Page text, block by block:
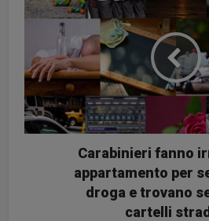
Carabinieri fanno
appartamento per
droga e trovano
cartelli